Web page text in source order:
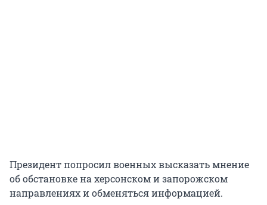
Президент попросил военных высказать мнение
об обстановке на херсонском и запорожском
направлениях и обменяться информацией.